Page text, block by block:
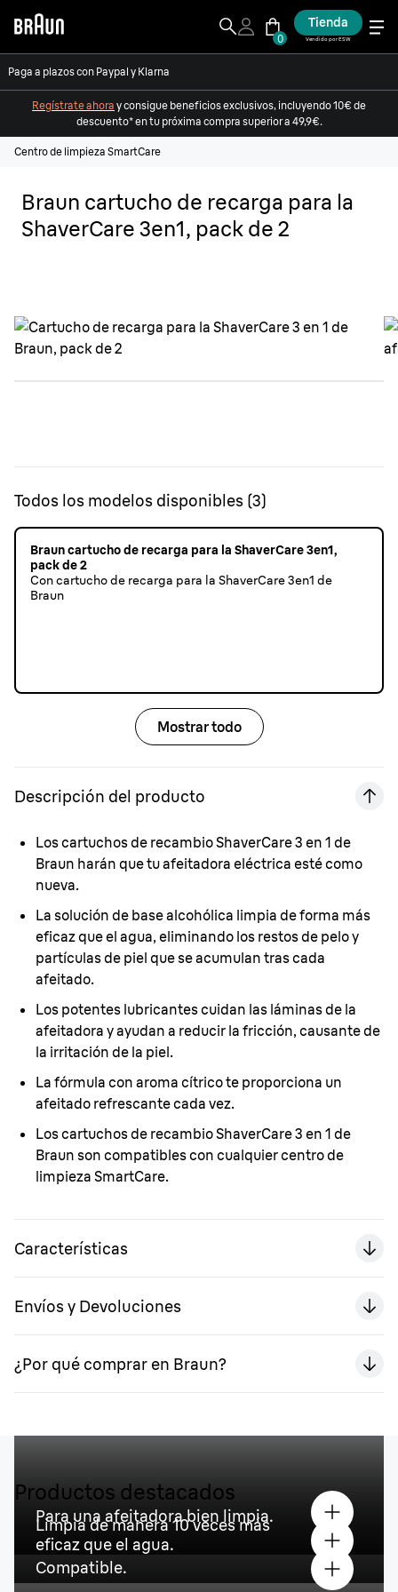
0
Tienda
Vendido por ESW
Paga a plazos con Paypal y Klarna
Regístrate ahora y consigue beneficios exclusivos, incluyendo 10€ de
descuento* en tu próxima compra superior a 49,9€.
Centro de limpieza SmartCare
Braun cartucho de recarga para la
ShaverCare 3en1, pack de 2
Todos los modelos disponibles (3)
Braun cartucho de recarga para la ShaverCare 3en1,
pack de 2
Con cartucho de recarga para la ShaverCare 3en1 de
Braun
Mostrar todo
Descripción del producto
Los cartuchos de recambio ShaverCare 3 en 1 de
Braun harán que tu afeitadora eléctrica esté como
nueva.
La solución de base alcohólica limpia de forma más
eficaz que el agua, eliminando los restos de pelo y
partículas de piel que se acumulan tras cada
afeitado.
Los potentes lubricantes cuidan las láminas de la
afeitadora y ayudan a reducir la fricción, causante de
la irritación de la piel.
La fórmula con aroma cítrico te proporciona un
afeitado refrescante cada vez.
Los cartuchos de recambio ShaverCare 3 en 1 de
Braun son compatibles con cualquier centro de
limpieza SmartCare.
Características
Envíos y Devoluciones
¿Por qué comprar en Braun?
Productos destacados
Para una afeitadora bien limpia.
Limpia de manera 10 veces más
eficaz que el agua.
Compatible.